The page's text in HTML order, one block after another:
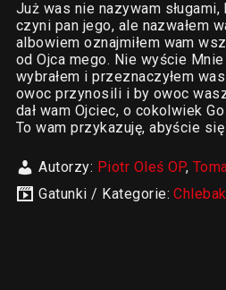
Już was nie nazywam sługami,
czyni pan jego, ale nazwałem
albowiem oznajmiłem wam
od Ojca mego. Nie wyście
wybrałem i przeznaczyłem
owoc przynosili i by owoc
dał wam Ojciec, o cokolwiek
To wam przykazuję, abyście
Autorzy: Piotr Oleś OP,
Gatunki / Kategorie:Chlebak